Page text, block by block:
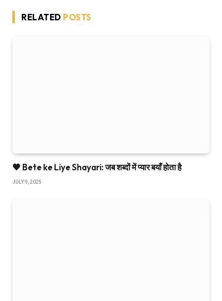
RELATED POSTS
🧡 Bete ke Liye Shayari: जब शब्दों में प्यार बयाँ होता है
JULY 9, 2025